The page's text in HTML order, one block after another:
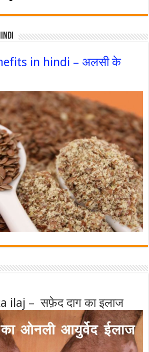
in hindi – अलसी के
ilaj – सफ़ेद दाग का इलाज